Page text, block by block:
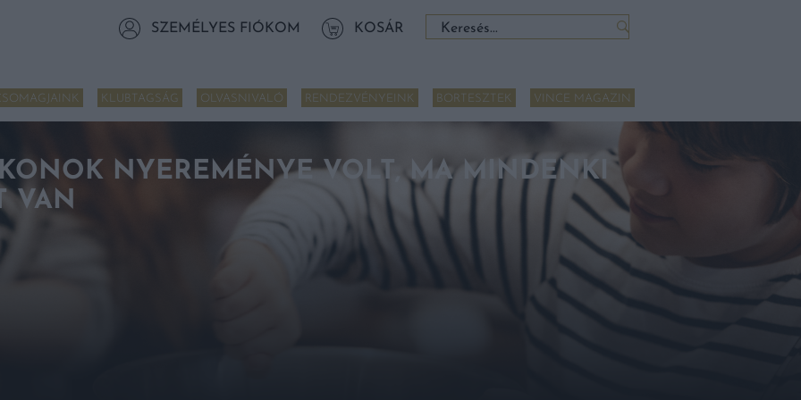
SZEMÉLYES FIÓKOM KOSÁR Keresés:
KLUBTAGSÁG OLVASNIVALÓ RENDEZVÉNYEINK BORTESZTEK VINCE MAGAZIN
NYEREMÉNYE VOLT, MA MINDENKI
VAN